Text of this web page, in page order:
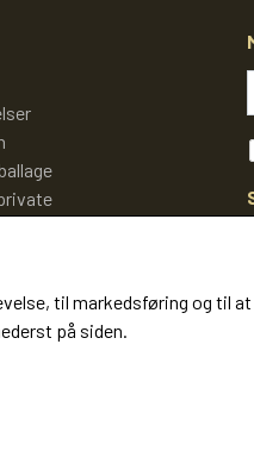
til markedsføring og til
på siden.